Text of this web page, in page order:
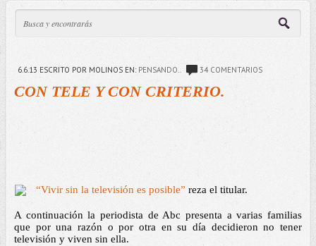
6.6.13 ESCRITO POR MOLINOS EN: PENSANDO.. 34 COMENTARIOS
CON TELE Y CON CRITERIO.
“Vivir sin la televisión es posible” reza el titular.
A continuación la periodista de Abc presenta a varias familias
que por una razón o por otra en su día decidieron no tener
televisión y viven sin ella.